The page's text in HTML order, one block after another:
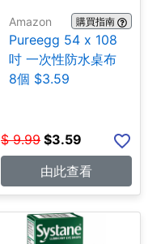
Amazon 購買指南
Pureegg 54 x 108
吋 一次性防水桌布
8個 $3.59
$ 9.99 $3.59
由此查看